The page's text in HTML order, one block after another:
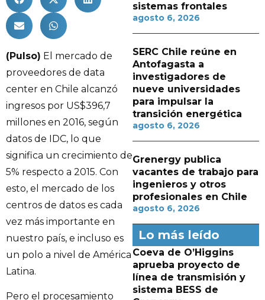
(Pulso) El mercado de
proveedores de data
center en Chile alcanzó
ingresos por US$396,7
millones en 2016, según
datos de IDC, lo que
significa un crecimiento de
5% respecto a 2015. Con
esto, el mercado de los
centros de datos es cada
vez más importante en
nuestro país, e incluso es
un polo a nivel de América
Latina.
Pero el procesamiento
sistemas frontales
agosto 6, 2026
SERC Chile reúne en
Antofagasta a
investigadores de
nueve universidades
para impulsar la
transición energética
agosto 6, 2026
Grenergy publica
vacantes de trabajo para
ingenieros y otros
profesionales en Chile
agosto 6, 2026
Lo más leído
Coeva de O’Higgins
aprueba proyecto de
línea de transmisión y
sistema BESS de